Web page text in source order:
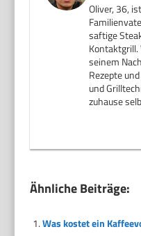
Oliver, 36,
saftige
seinem
Rezepte
und
zuhause
Ähnliche Beiträge:
Was kostet ein